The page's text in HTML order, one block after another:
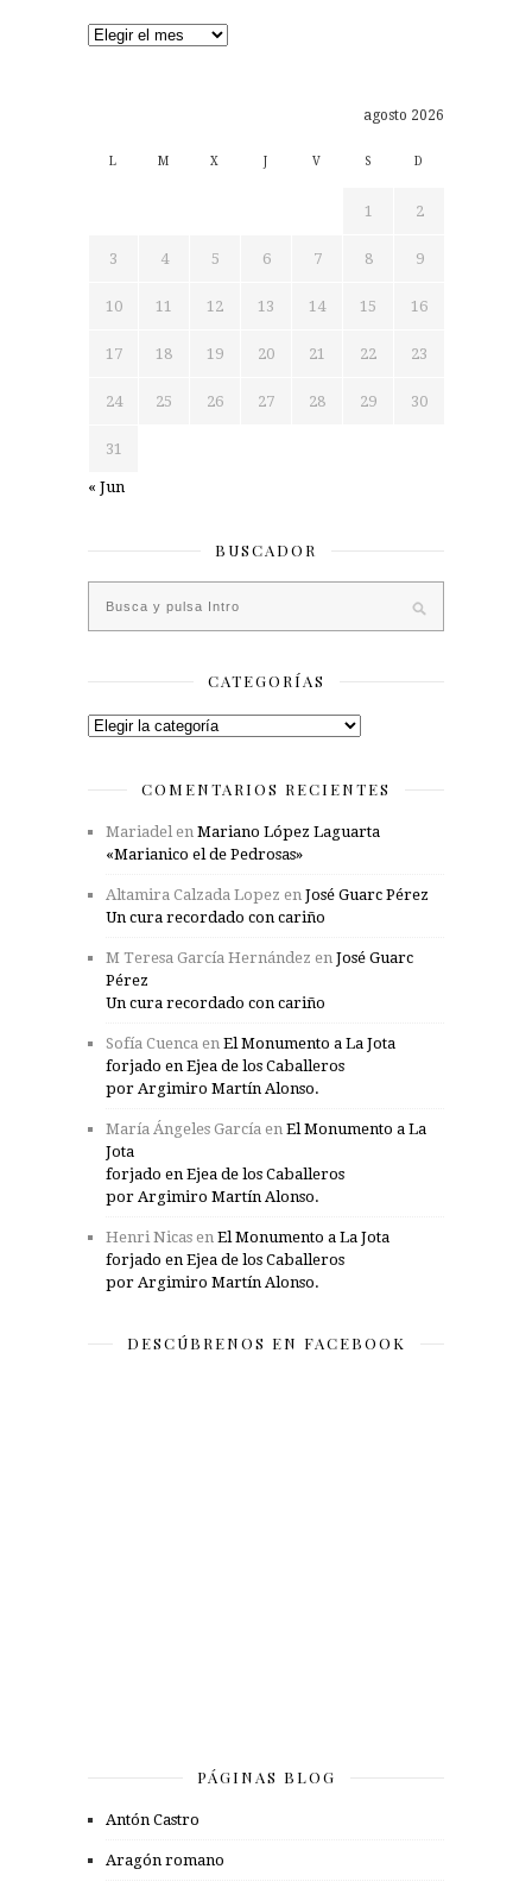
Archivos
agosto 2026
L M X V S D
1 2
3 4 5 6 7 8 9
10 11 12 13 14 15 16
17 18 19 20 21 22 23
24 25 26 27 28 29 30
31
« Jun
BUSCADOR
CATEGORÍAS
Categorías
COMENTARIOS RECIENTES
Mariadelen Mariano López Laguarta
«Marianico el de Pedrosas»
Altamira Calzada Lopez en José Guarc Pérez
Un cura recordado con cariño
M Teresa García Hernández en José Guarc
Pérez
Un cura recordado con cariño
Sofía Cuenca en El Monumento a La Jota
forjado en Ejea de los Caballeros
por Argimiro Martín Alonso.
María Ángeles García en El Monumento a La
Jota
forjado en Ejea de los Caballeros
por Argimiro Martín Alonso.
Henri Nicas en El Monumento a La Jota
forjado en Ejea de los Caballeros
por Argimiro Martín Alonso.
DESCÚBRENOS EN FACEBOOK
PÁGINAS BLOG
Antón Castro
Aragón romano